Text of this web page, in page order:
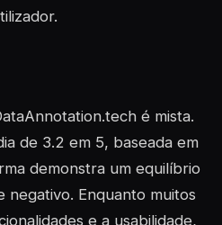
é mista.
de 3.2 em 5, baseada em
demonstra um equilíbrio
Enquanto muitos
e a usabilidade,